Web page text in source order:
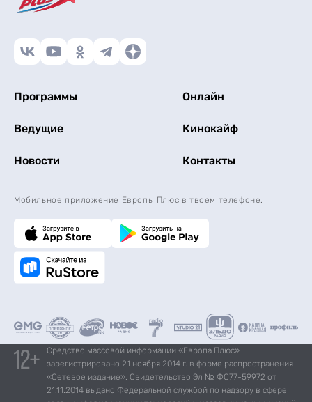
Программы Онлайн
Ведущие Кинокайф
Новости Контакты
Мобильное приложение Европы Плюс в твоем телефоне.
Средство массовой информации «Европа Плюс»
зарегистрировано 21 ноября 2014 г. в форме распространения
«Сетевое издание». Свидетельство Эл № ФС77-59972 от
21.11.2014 выдано Федеральной службой по надзору в сфере